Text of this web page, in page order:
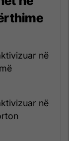
në
në